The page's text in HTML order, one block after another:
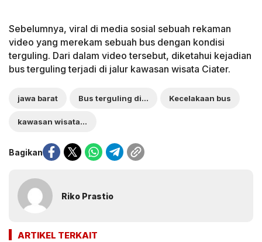
Sebelumnya, viral di media sosial sebuah rekaman
video yang merekam sebuah bus dengan kondisi
terguling. Dari dalam video tersebut, diketahui kejadian
bus terguling terjadi di jalur kawasan wisata Ciater.
jawa barat Bus terguling di Ciater Kecelakaan bus
kawasan wisata Ciater
Bagikan
Riko Prastio
ARTIKEL TERKAIT